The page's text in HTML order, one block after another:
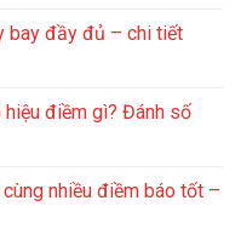
bay đầy đủ – chi tiết
hiệu điềm gì? Đánh số
nhiều điềm báo tốt –